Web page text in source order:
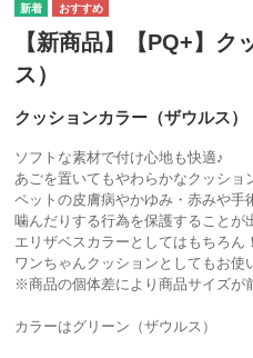
【新商品】【PQ+】ク
ス）
クッションカラー（ザウルス）
ソフトな素材で付け心地も快適♪
あごを置いてもやわらかなクッショ
ペットの皮膚病やかゆみ・赤みや手
噛んだりする行為を保護すること
エリザベスカラーとしてはもちろん！
ワンちゃんクッションとしてもお使
※商品の個体差により商品サイズが
カラーはグリーン（ザウルス）